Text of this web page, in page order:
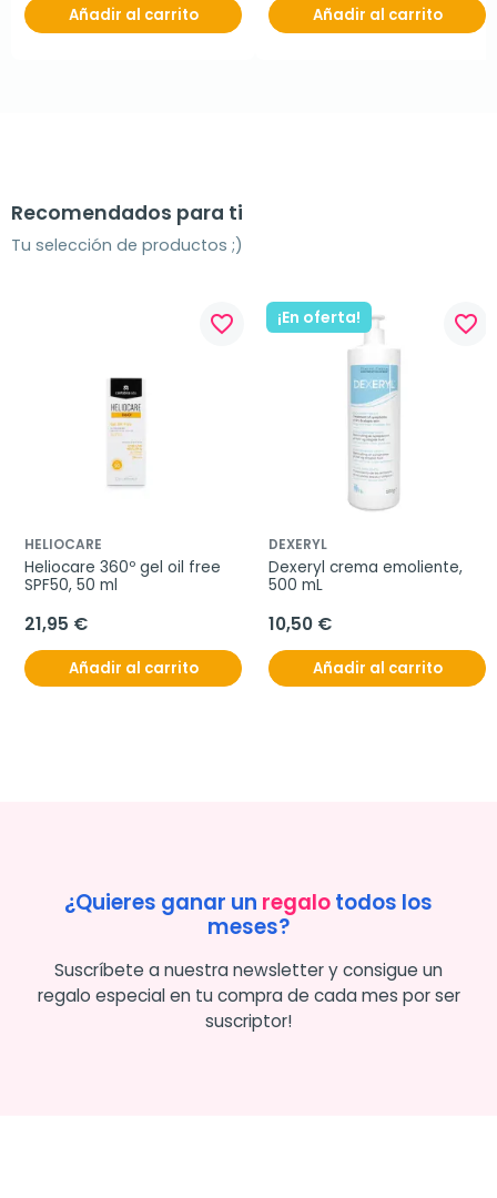
Añadir al carrito Añadir al carrito
Recomendados para ti
Tu selección de productos ;)
favorite_border
HELIOCARE
Heliocare 360º gel oil free
SPF50, 50 ml
21,95 €
Añadir al carrito
¡En oferta! favorite_border
DEXERYL
Dexeryl crema emoliente,
500 mL
10,50 €
Añadir al carrito
¿Quieres ganar un regalotodos los
meses?
Suscríbete a nuestra newsletter y consigue un
regalo especial en tu compra de cada mes por ser
suscriptor!